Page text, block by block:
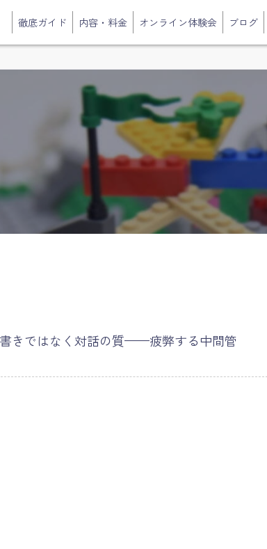
徹底ガイド 内容・料金 オンライン体験会 ブログ
書きではなく対話の質——疲弊する中間管